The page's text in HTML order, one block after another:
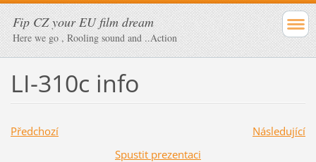
Fip CZ your EU film dream
Here we go , Rooling sound and ..Action
LI-310c info
Předchozí
Následující
Spustit prezentaci